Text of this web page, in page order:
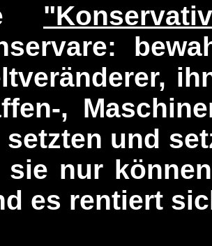
,
setzten und
sie nur
es rentiert